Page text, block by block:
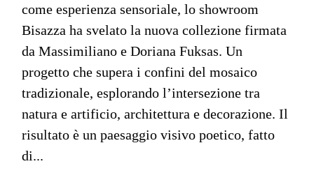
come esperienza sensoriale, lo showroom
Bisazza ha svelato la nuova collezione firmata
da Massimiliano e Doriana Fuksas. Un
progetto che supera i confini del mosaico
tradizionale, esplorando l’intersezione tra
natura e artificio, architettura e decorazione. Il
risultato è un paesaggio visivo poetico, fatto
di...